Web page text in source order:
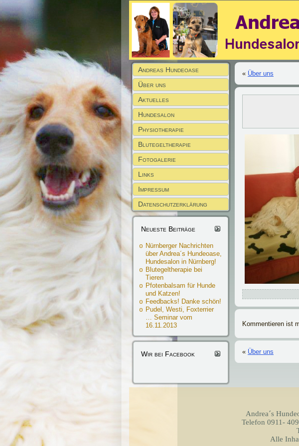
Andreas Hundeoase
Über uns
Aktuelles
Hundesalon
Physiotherapie
Blutegeltherapie
Fotogalerie
Links
Impressum
Datenschutzerklärung
Neueste Beiträge
Nürnberger Nachrichten
über Andrea´s Hundeoase,
Hundesalon in Nürnberg!
Blutegeltherapie bei
Tieren
Pfotenbalsam für Hunde
und Katzen!
Feedbacks! Danke schön!
Pudel, Westi, Foxterrier
… Seminar vom
16.11.2013
Wir bei Facebook
« Über uns
Kommentieren ist
« Über uns
Andrea´s
Telefon 0911-
Alle